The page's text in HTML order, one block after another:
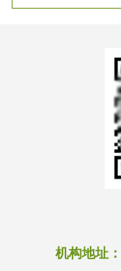
机构地址：